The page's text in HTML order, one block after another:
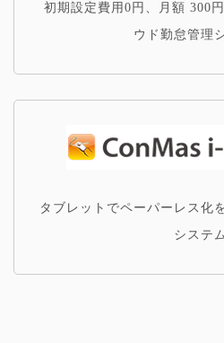
初期設定費用0円、月額 300
ウド勤怠管理
タブレットでペーパーレス化
システ